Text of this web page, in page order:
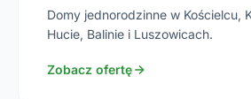
Domy jednorodzinne w Kościelcu,
Hucie, Balinie i Luszowicach.
Zobacz ofertę